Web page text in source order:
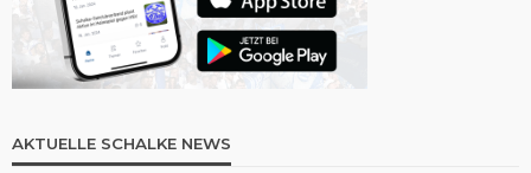
AKTUELLE SCHALKE NEWS